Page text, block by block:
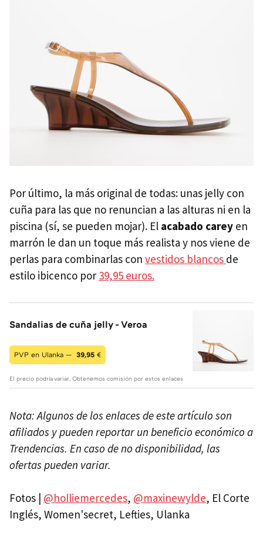
Por último, la más original de todas: unas jelly con
cuña para las que no renuncian a las alturas ni en la
piscina (sí, se pueden mojar). El acabado carey en
marrón le dan un toque más realista y nos viene de
perlas para combinarlas con vestidos blancos de
estilo ibicenco por 39,95 euros.
Sandalias de cuña jelly - Veroa
PVP en Ulanka — 39,95 €
El precio podría variar. Obtenemos comisión por estos enlaces
Nota: Algunos de los enlaces de este artículo son
afiliados y pueden reportar un beneficio económico a
Trendencias. En caso de no disponibilidad, las
ofertas pueden variar.
Fotos | @holliemercedes, @maxinewylde, El Corte
Inglés, Women'secret, Lefties, Ulanka